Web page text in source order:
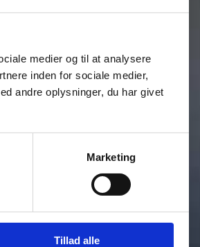
medier og til at analysere
inden for sociale medier,
andre oplysninger, du har givet
Marketing
Tillad alle